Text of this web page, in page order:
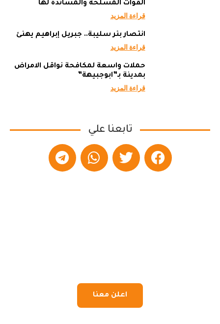
القوات المسلحة والمساندة لها
قراءة المزيد
انتصار بئر سليبة.. جبريل إبراهيم يهنئ
قراءة المزيد
حملات واسعة لمكافحة نواقل الامراض
بمدينة بـ”ابوجبيهة”
قراءة المزيد
تابعنا علي
اعلن معنا